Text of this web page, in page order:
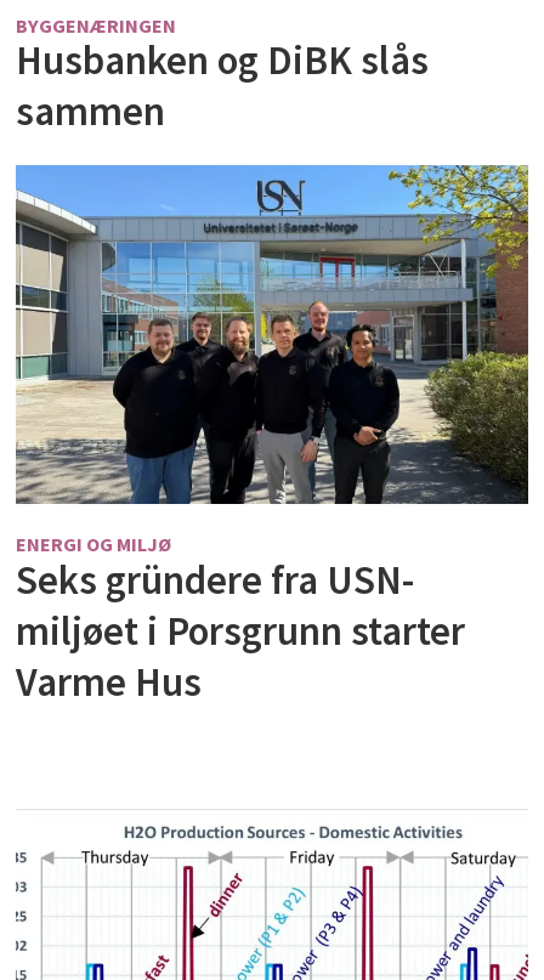
BYGGENÆRINGEN
Husbanken og DiBK slås
sammen
ENERGI OG MILJØ
Seks gründere fra USN-
miljøet i Porsgrunn starter
Varme Hus